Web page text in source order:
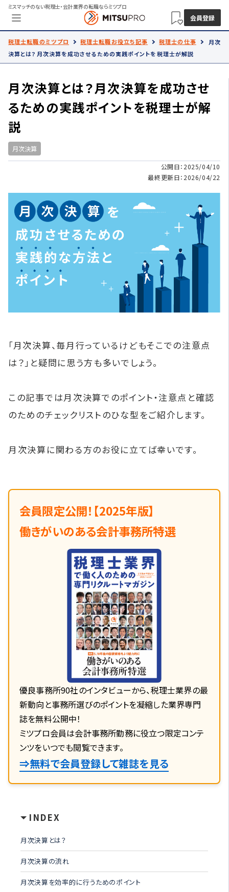
ミスマッチのない税理士・会計業界の転職ならミツプロ
会員登録
税理士転職のミツプロ 税理士転職お役立ち記事 税理士の仕事
月次
決算とは？月次決算を成功させるための実践ポイントを税理士が解説
月次決算とは？月次決算を成功させ
るための実践ポイントを税理士が解
説
月次決算
公開日：2025/04/10
最終更新日：2026/04/22
「月次決算、毎月行っているけどもそこでの注意点
は？」と疑問に思う方も多いでしょう。
この記事では月次決算でのポイント・注意点と確認
のためのチェックリストのひな型をご紹介します。
月次決算に関わる方のお役に立てば幸いです。
会員限定公開！【2025年版】
働きがいのある会計事務所特選
優良事務所90社のインタビューから、税理士業界の最
新動向と事務所選びのポイントを凝縮した業界専門
誌を無料公開中！
ミツプロ会員は会計事務所勤務に役立つ限定コンテ
ンツをいつでも閲覧できます。
⇒無料で会員登録して雑誌を見る
INDEX
月次決算とは？
月次決算の流れ
月次決算を効率的に行うためのポイント